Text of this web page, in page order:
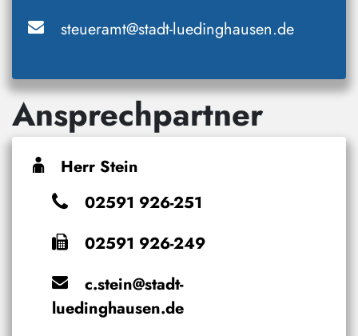
steueramt@stadt-luedinghausen.de
Ansprechpartner
Herr Stein
02591 926-251
02591 926-249
c.stein@stadt-
luedinghausen.de